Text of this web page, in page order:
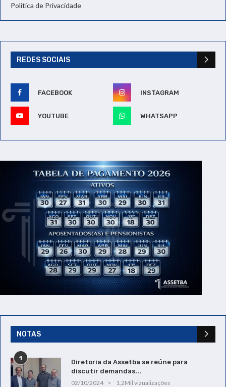
Política de Privacidade
REDES SOCIAIS
FACEBOOK INSTAGRAM
YOUTUBE WHATSAPP
NOTAS
1
Diretoria da Assetba se reúne para
discutir demandas...
02/10/2024
1,2Mil vizualizações